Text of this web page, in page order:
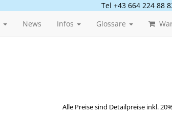
Tel +43 664 224 88
News Infos Glossare
Alle Preise sind Detailpreise inkl.